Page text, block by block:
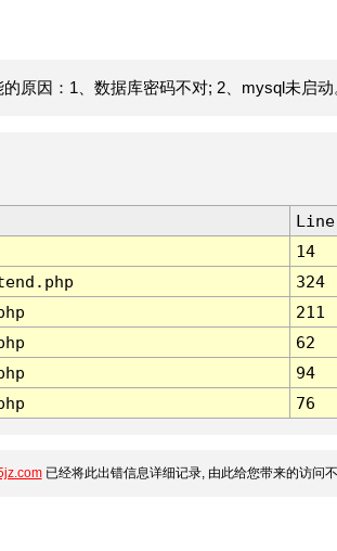
原因：1、数据库密码不对; 2、mysql未启动
Line
14
324
211
62
94
76
已经将此出错信息详细记录, 由此给您带来的访问